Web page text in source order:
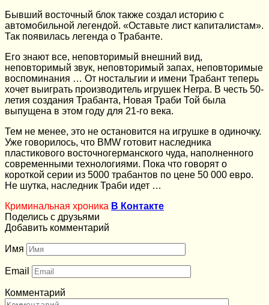
Бывший восточный блок также создал историю с
автомобильной легендой. «Оставьте лист капиталистам».
Так появилась легенда о Трабанте.
Его знают все, неповторимый внешний вид,
неповторимый звук, неповторимый запах, неповторимые
воспоминания … От ностальгии и имени Трабант теперь
хочет выиграть производитель игрушек Herpa. В честь 50-
летия создания Трабанта, Новая Траби Той была
выпущена в этом году для 21-го века.
Тем не менее, это не остановится на игрушке в одиночку.
Уже говорилось, что BMW готовит наследника
пластикового восточногерманского чуда, наполненного
современными технологиями. Пока что говорят о
короткой серии из 5000 трабантов по цене 50 000 евро.
Не шутка, наследник Траби идет …
Криминальная хроника В Контакте
Поделись с друзьями
Добавить комментарий
Имя
Email
Комментарий